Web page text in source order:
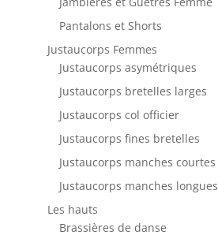
Pantalons et Shorts
Justaucorps Femmes
Justaucorps asymétriques
Justaucorps bretelles larges
Justaucorps col officier
Justaucorps fines bretelles
Justaucorps manches courtes
Justaucorps manches longues
Les hauts
Brassières de danse